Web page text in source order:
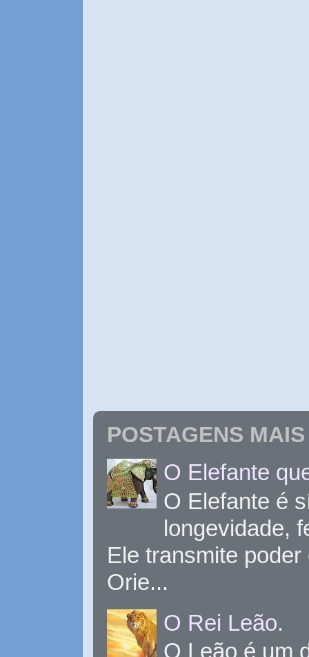
POSTAGENS
O Elefante
O Elefante é
longevidade,
Ele transmite
Orie...
O Rei Leão.
O Leão é um